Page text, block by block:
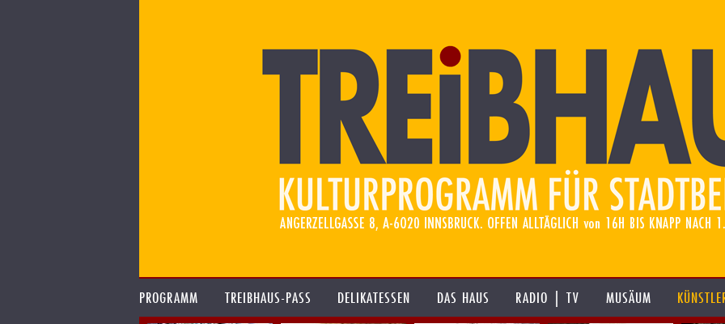
PROGRAMM TREIBHAUS-PASS DELIKATESSEN DAS HAUS RADIO | TV MUSÄUM